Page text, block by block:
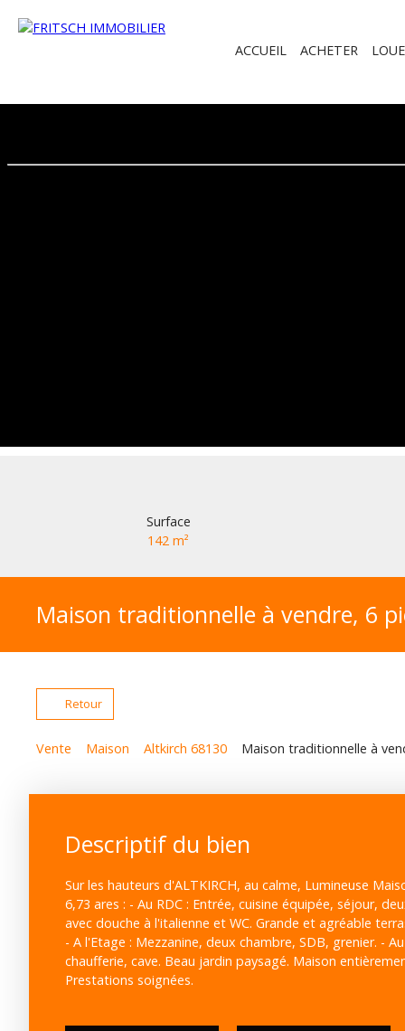
ACCUEIL ACHETER
Surface
142m²
Maison traditionnelle à vendre, 6
Retour
Vente Maison Altkirch 68130 Maison traditionnelle à
Descriptif du bien
Sur les hauteurs d'ALTKIRCH, au calme, Lumineuse
6,73 ares : - Au RDC : Entrée, cuisine équipée, séjour,
avec douche à l'italienne et WC. Grande et agréable
- A l'Etage : Mezzanine, deux chambre, SDB, grenier. -
chaufferie, cave. Beau jardin paysagé. Maison
Prestations soignées.